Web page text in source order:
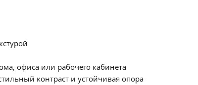
офиса или рабочего кабинета
контраст и устойчивая опора